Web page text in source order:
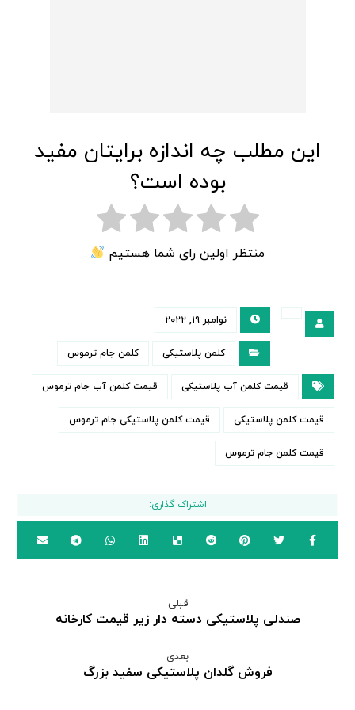
این مطلب چه اندازه برایتان مفید
بوده است؟
منتظر اولین رای شما هستیم
نوامبر ۱۹, ۲۰۲۲
کلمن پلاستیکی کلمن جام ترموس
قیمت کلمن آب پلاستیکی قیمت کلمن آب جام ترموس
قیمت کلمن پلاستیکی قیمت کلمن پلاستیکی جام ترموس
قیمت کلمن جام ترموس
قبلی
صندلی پلاستیکی دسته دار زیر قیمت کارخانه
بعدی
فروش گلدان پلاستیکی سفید بزرگ